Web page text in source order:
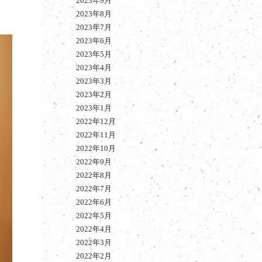
2023年8月
2023年7月
2023年6月
2023年5月
2023年4月
2023年3月
2023年2月
2023年1月
2022年12月
2022年11月
2022年10月
2022年9月
2022年8月
2022年7月
2022年6月
2022年5月
2022年4月
2022年3月
2022年2月